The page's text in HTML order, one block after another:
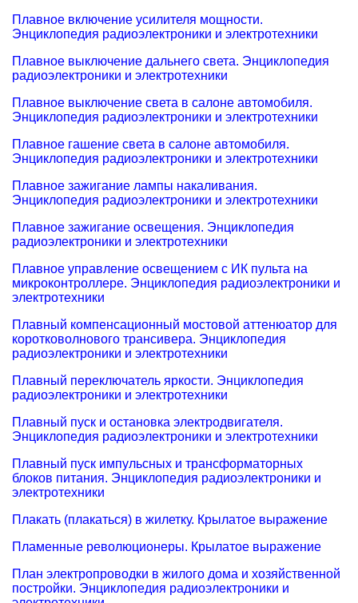
Плавное включение усилителя мощности.
Энциклопедия радиоэлектроники и электротехники
Плавное выключение дальнего света. Энциклопедия
радиоэлектроники и электротехники
Плавное выключение света в салоне автомобиля.
Энциклопедия радиоэлектроники и электротехники
Плавное гашение света в салоне автомобиля.
Энциклопедия радиоэлектроники и электротехники
Плавное зажигание лампы накаливания.
Энциклопедия радиоэлектроники и электротехники
Плавное зажигание освещения. Энциклопедия
радиоэлектроники и электротехники
Плавное управление освещением с ИК пульта на
микроконтроллере. Энциклопедия радиоэлектроники и
электротехники
Плавный компенсационный мостовой аттенюатор для
коротковолнового трансивера. Энциклопедия
радиоэлектроники и электротехники
Плавный переключатель яркости. Энциклопедия
радиоэлектроники и электротехники
Плавный пуск и остановка электродвигателя.
Энциклопедия радиоэлектроники и электротехники
Плавный пуск импульсных и трансформаторных
блоков питания. Энциклопедия радиоэлектроники и
электротехники
Плакать (плакаться) в жилетку. Крылатое выражение
Пламенные революционеры. Крылатое выражение
План электропроводки в жилого дома и хозяйственной
постройки. Энциклопедия радиоэлектроники и